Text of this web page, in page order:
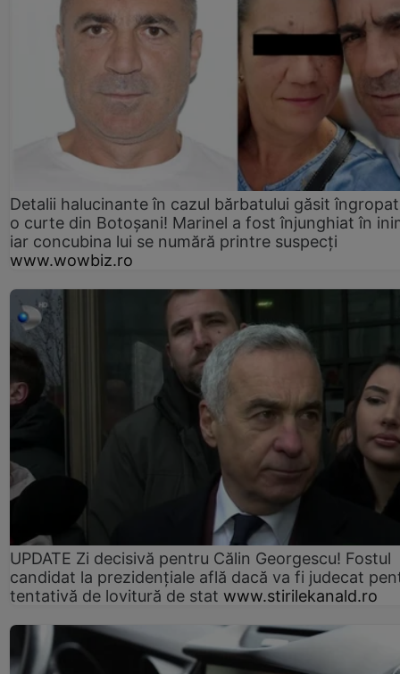
Detalii halucinante în cazul bărbatului găsit
o curte din Botoșani! Marinel a fost înjunghiat în
iar concubina lui se numără printre suspecți
www.wowbiz.ro
UPDATE Zi decisivă pentru Călin Georgescu! Fostul
candidat la prezidențiale află dacă va fi judecat
tentativă de lovitură de stat www.stirilekanald.ro